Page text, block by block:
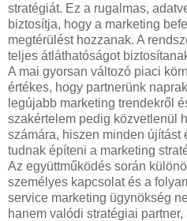
stratégiát. Ez a rugalmas,
biztosítja, hogy a marketing
megtérülést hozzanak. A
teljes átláthatóságot
A mai gyorsan változó piaci
értékes, hogy partnerünk
legújabb marketing trendekről
szakértelem pedig közvetlenül
számára, hiszen minden újítást
tudnak építeni a marketing
Az együttműködés során
személyes kapcsolat és a
service marketing ügynökség
hanem valódi stratégiai